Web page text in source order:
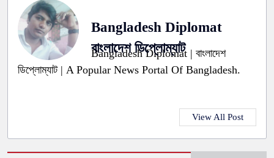
Bangladesh Diplomat
বাংলাদেশ ডিপ্লোম্যাট
Bangladesh Diplomat | বাংলাদেশ
ডিপ্লোম্যাট | A Popular News Portal Of Bangladesh.
View All Post